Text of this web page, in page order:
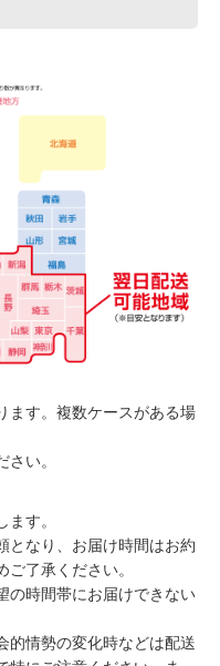
ます。複数ケースがある場
い。
す。
となり、お届け時間はお約
了承ください。
の時間帯にお届けできない
的情勢の変化時などは配送